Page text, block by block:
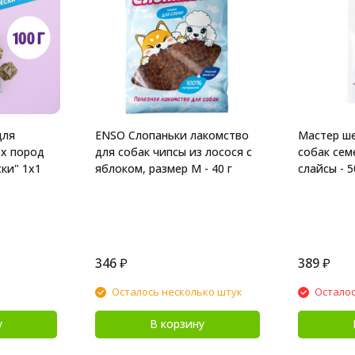
пород
1х1
ENSO Слопаньки лакомство
для собак чипсы из лосося с
яблоком, размер M - 40 г
346₽
Осталось несколько штук
В корзину
Мастер
собак
слайсы -
389₽